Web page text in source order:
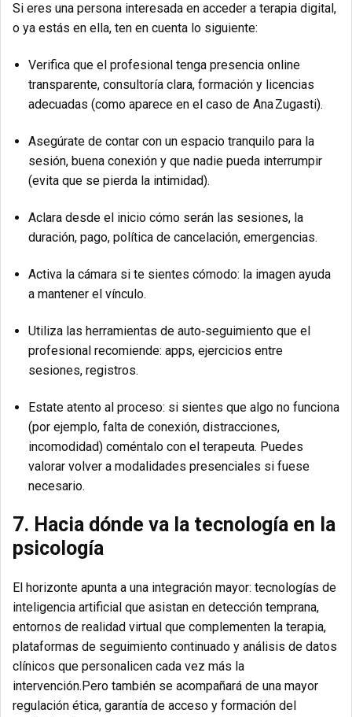
Si eres una persona interesada en acceder a terapia digital,
o ya estás en ella, ten en cuenta lo siguiente:
Verifica que el profesional tenga presencia online
transparente, consultoría clara, formación y licencias
adecuadas (como aparece en el caso de Ana Zugasti).
Asegúrate de contar con un espacio tranquilo para la
sesión, buena conexión y que nadie pueda interrumpir
(evita que se pierda la intimidad).
Aclara desde el inicio cómo serán las sesiones, la
duración, pago, política de cancelación, emergencias.
Activa la cámara si te sientes cómodo: la imagen ayuda
a mantener el vínculo.
Utiliza las herramientas de auto‐seguimiento que el
profesional recomiende: apps, ejercicios entre
sesiones, registros.
Estate atento al proceso: si sientes que algo no funciona
(por ejemplo, falta de conexión, distracciones,
incomodidad) coméntalo con el terapeuta. Puedes
valorar volver a modalidades presenciales si fuese
necesario.
7. Hacia dónde va la tecnología en la
psicología
El horizonte apunta a una integración mayor: tecnologías de
inteligencia artificial que asistan en detección temprana,
entornos de realidad virtual que complementen la terapia,
plataformas de seguimiento continuado y análisis de datos
clínicos que personalicen cada vez más la
intervención.Pero también se acompañará de una mayor
regulación ética, garantía de acceso y formación del